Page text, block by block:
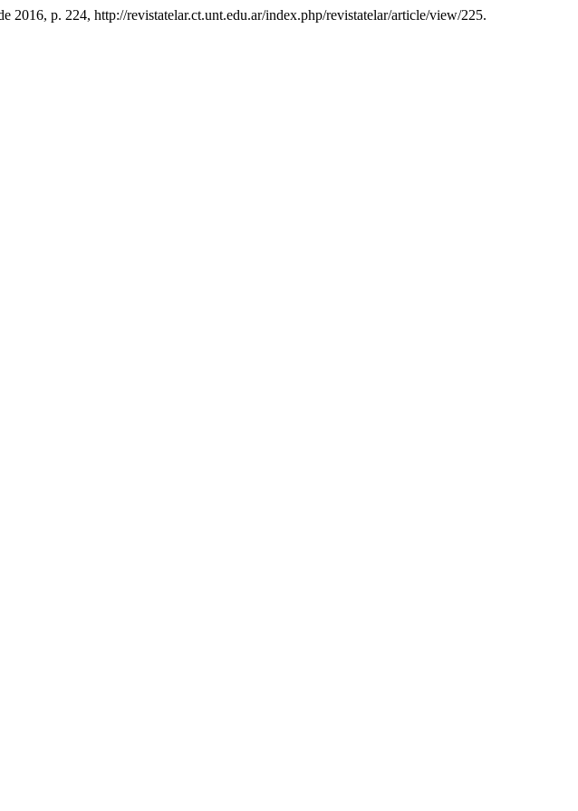
2016, p. 224, http://revistatelar.ct.unt.edu.ar/index.php/revistatelar/article/view/225.